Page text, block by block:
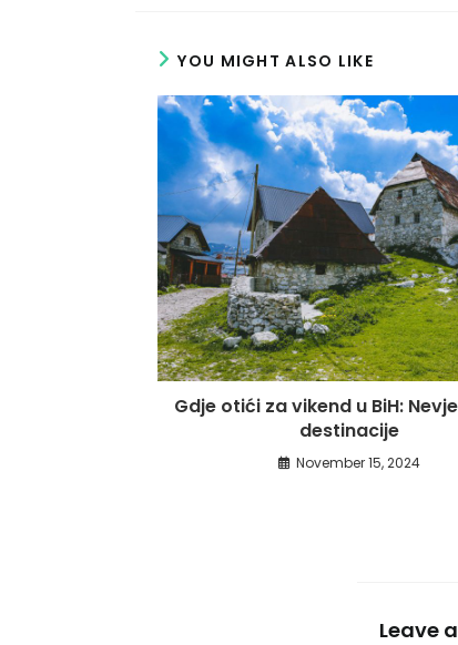
YOU MIGHT ALSO LIKE
Gdje otići za vikend u BiH:
destinacije
November 15, 2024
Leave